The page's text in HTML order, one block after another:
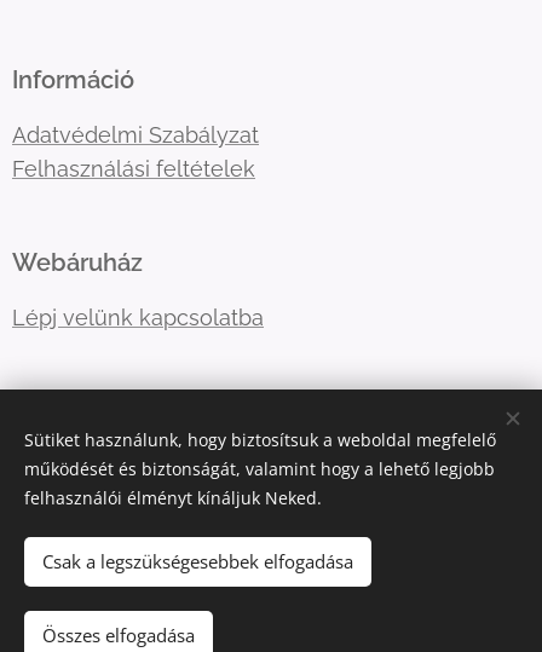
Információ
Adatvédelmi Szabályzat
Felhasználási feltételek
Webáruház
Lépj velünk kapcsolatba
primatormagyarorszag@gmail.com
Telefonszám:06202757966
Sütiket használunk, hogy biztosítsuk a weboldal megfelelő
működését és biztonságát, valamint hogy a lehető legjobb
felhasználói élményt kínáljuk Neked.
Csak a legszükségesebbek elfogadása
Összes elfogadása